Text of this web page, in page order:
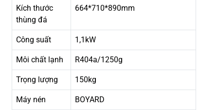
Kích thước
thùng đá
664*710*890mm
Công suất 1,1kW
Môi chất lạnh R404a/1250g
Trọng lượng 150kg
Máy nén BOYARD